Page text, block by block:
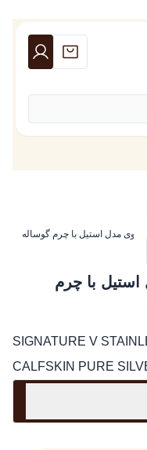
وی مدل استیل با چرم گوساله
با چرم
SIGNATURE V
CALFSKIN PURE